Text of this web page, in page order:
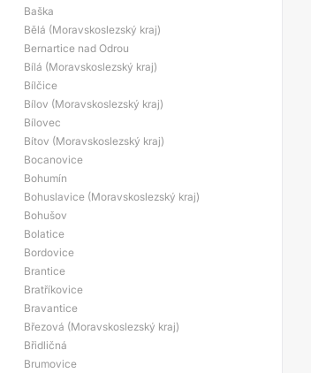
Baška
Bělá (Moravskoslezský kraj)
Bernartice nad Odrou
Bílá (Moravskoslezský kraj)
Bílčice
Bílov (Moravskoslezský kraj)
Bílovec
Bítov (Moravskoslezský kraj)
Bocanovice
Bohumín
Bohuslavice (Moravskoslezský kraj)
Bohušov
Bolatice
Bordovice
Brantice
Bratříkovice
Bravantice
Březová (Moravskoslezský kraj)
Břidličná
Brumovice